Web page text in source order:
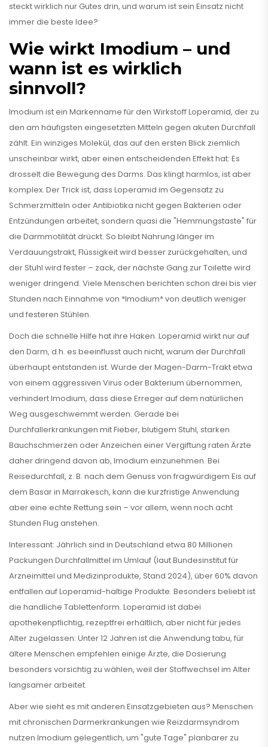
steckt wirklich nur Gutes drin, und warum ist sein Einsatz nicht
immer die beste Idee?
Wie wirkt Imodium – und
wann ist es wirklich
sinnvoll?
Imodium ist ein Markenname für den Wirkstoff Loperamid, der zu
den am häufigsten eingesetzten Mitteln gegen akuten Durchfall
zählt. Ein winziges Molekül, das auf den ersten Blick ziemlich
unscheinbar wirkt, aber einen entscheidenden Effekt hat: Es
drosselt die Bewegung des Darms. Das klingt harmlos, ist aber
komplex. Der Trick ist, dass Loperamid im Gegensatz zu
Schmerzmitteln oder Antibiotika nicht gegen Bakterien oder
Entzündungen arbeitet, sondern quasi die "Hemmungstaste" für
die Darmmotilität drückt. So bleibt Nahrung länger im
Verdauungstrakt, Flüssigkeit wird besser zurückgehalten, und
der Stuhl wird fester – zack, der nächste Gang zur Toilette wird
weniger dringend. Viele Menschen berichten schon drei bis vier
Stunden nach Einnahme von *Imodium* von deutlich weniger
und festeren Stühlen.
Doch die schnelle Hilfe hat ihre Haken. Loperamid wirkt nur auf
den Darm, d.h. es beeinflusst auch nicht, warum der Durchfall
überhaupt entstanden ist. Wurde der Magen-Darm-Trakt etwa
von einem aggressiven Virus oder Bakterium übernommen,
verhindert Imodium, dass diese Erreger auf dem natürlichen
Weg ausgeschwemmt werden. Gerade bei
Durchfallerkrankungen mit Fieber, blutigem Stuhl, starken
Bauchschmerzen oder Anzeichen einer Vergiftung raten Ärzte
daher dringend davon ab, Imodium einzunehmen. Bei
Reisedurchfall, z. B. nach dem Genuss von fragwürdigem Eis auf
dem Basar in Marrakesch, kann die kurzfristige Anwendung
aber eine echte Rettung sein – vor allem, wenn noch acht
Stunden Flug anstehen.
Interessant: Jährlich sind in Deutschland etwa 80 Millionen
Packungen Durchfallmittel im Umlauf (laut Bundesinstitut für
Arzneimittel und Medizinprodukte, Stand 2024), über 60% davon
entfallen auf Loperamid-haltige Produkte. Besonders beliebt ist
die handliche Tablettenform. Loperamid ist dabei
apothekenpflichtig, rezeptfrei erhältlich, aber nicht für jedes
Alter zugelassen: Unter 12 Jahren ist die Anwendung tabu, für
ältere Menschen empfehlen einige Ärzte, die Dosierung
besonders vorsichtig zu wählen, weil der Stoffwechsel im Alter
langsamer arbeitet.
Aber wie sieht es mit anderen Einsatzgebieten aus? Menschen
mit chronischen Darmerkrankungen wie Reizdarmsyndrom
nutzen Imodium gelegentlich, um "gute Tage" planbarer zu